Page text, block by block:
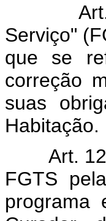
Art. 11.
Serviço"
que se
correção
suas
Habitação.
Art. 12.
FGTS
programa